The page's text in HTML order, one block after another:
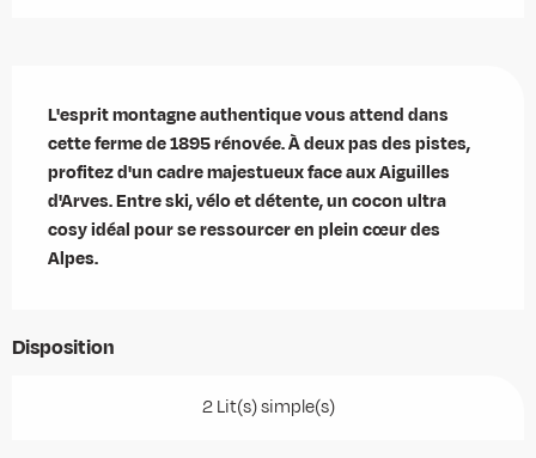
L'esprit montagne authentique vous attend dans
cette ferme de 1895 rénovée. À deux pas des pistes,
profitez d'un cadre majestueux face aux Aiguilles
d'Arves. Entre ski, vélo et détente, un cocon ultra
cosy idéal pour se ressourcer en plein cœur des
Alpes.
Disposition
2 Lit(s) simple(s)